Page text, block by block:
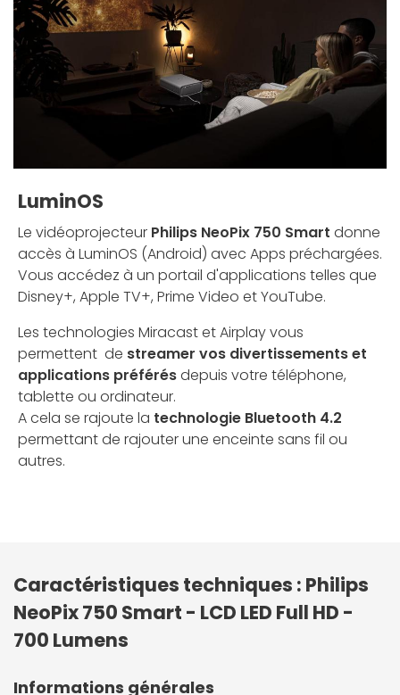
LuminOS
Le vidéoprojecteur Philips NeoPix 750 Smart donne
accès à LuminOS (Android) avec Apps préchargées.
Vous accédez à un portail d'applications telles que
Disney+, Apple TV+, Prime Video et YouTube.
Les technologies Miracast et Airplay vous
permettent de streamer vos divertissements et
applications préférésdepuis votre téléphone,
tablette ou ordinateur.
A cela se rajoute la technologie Bluetooth 4.2
permettant de rajouter une enceinte sans fil ou
autres.
Caractéristiques techniques : Philips
NeoPix 750 Smart - LCD LED Full HD -
700 Lumens
Informations générales